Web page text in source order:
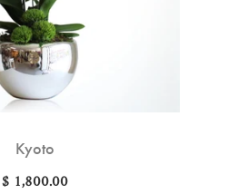
Kyoto
$ 1,800.00